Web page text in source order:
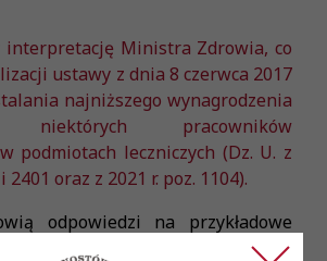
interpretację Ministra Zdrowia, co
ustawy z dnia 8 czerwca 2017
najniższego wynagrodzenia
niektórych pracowników
podmiotach leczniczych (Dz. U. z
2401 oraz z 2021 r. poz. 1104).
odpowiedzi na przykładowe